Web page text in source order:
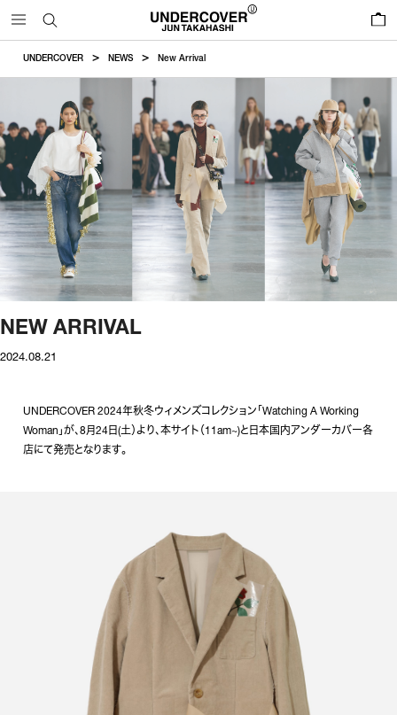
UNDERCOVER NEWS New Arrival
NEW ARRIVAL
2024.08.21
UNDERCOVER 2024年秋冬ウィメンズコレクション「Watching A Working
Woman」が、8月24日(土）より、本サイト（11am~)と日本国内アンダーカバー各
店にて発売となります。